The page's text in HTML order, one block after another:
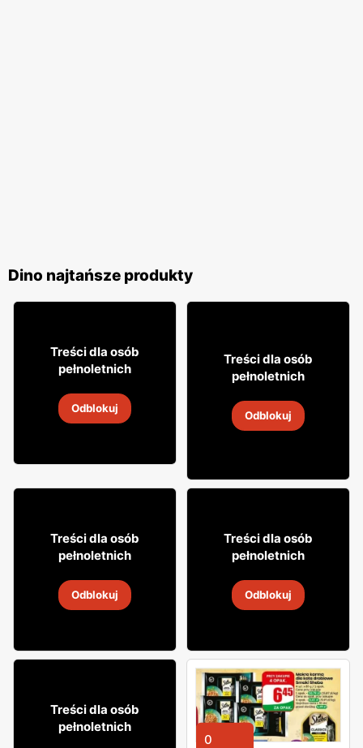
Dino najtańsze produkty
4999
14 sie 2026
Treści dla osób
pełnoletnich
Odblokuj
60 00
Whiskey Tullamore Dew
14 sie 2026
Treści dla osób
pełnoletnich
Odblokuj
79 99
8 sie 2026
Treści dla osób
pełnoletnich
Odblokuj
79 99
8 sie 2026
Treści dla osób
pełnoletnich
Odblokuj
66 84
Treści dla osób
pełnoletnich
0